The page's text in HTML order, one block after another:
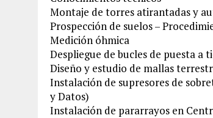
Montaje de torres atirantadas y
Prospección de suelos –
Medición óhmica
Despliegue de bucles de puesta a
Diseño y estudio de mallas
Instalación de supresores de
y Datos)
Instalación de pararrayos en